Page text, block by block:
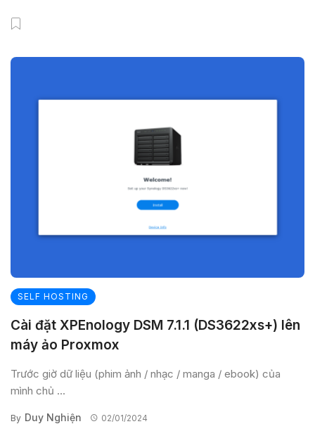
SELF HOSTING
Cài đặt XPEnology DSM 7.1.1 (DS3622xs+) lên
máy ảo Proxmox
Trước giờ dữ liệu (phim ảnh / nhạc / manga / ebook) của
mình chủ ...
By Duy Nghiện 02/01/2024